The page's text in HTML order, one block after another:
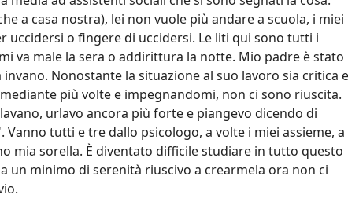
a casa nostra), lei non vuole più andare a scuola, i miei
uccidersi o fingere di uccidersi. Le liti qui sono tutti i
va male la sera o addirittura la notte. Mio padre è stato
Nonostante la situazione al suo lavoro sia critica e
più volte e impegnandomi, non ci sono riuscita.
urlavo ancora più forte e piangevo dicendo di
tutti e tre dallo psicologo, a volte i miei assieme, a
mia sorella. È diventato difficile studiare in tutto questo
un minimo di serenità riuscivo a crearmela ora non ci